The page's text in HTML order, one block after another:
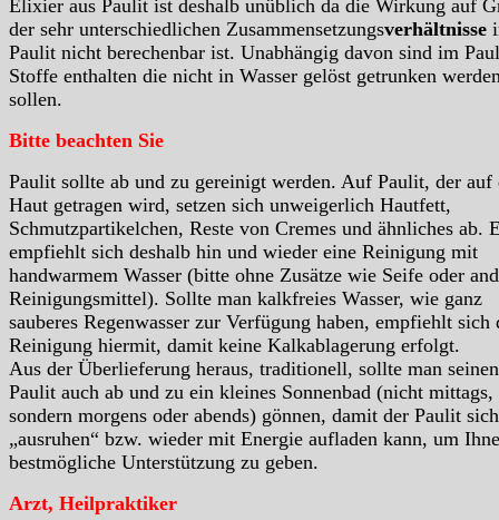
Elixier aus Paulit ist deshalb unüblich da die Wirkung auf
der sehr unterschiedlichen Zusammensetzungsverhältnisse
Paulit nicht berechenbar ist. Unabhängig davon sind im
Stoffe enthalten die nicht in Wasser gelöst getrunken
sollen.
Bitte beachten Sie
Paulit sollte ab und zu gereinigt werden. Auf Paulit, der auf
Haut getragen wird, setzen sich unweigerlich Hautfett,
Schmutzpartikelchen, Reste von Cremes und ähnliches ab.
empfiehlt sich deshalb hin und wieder eine Reinigung mit
handwarmem Wasser (bitte ohne Zusätze wie Seife oder
Reinigungsmittel). Sollte man kalkfreies Wasser, wie ganz
sauberes Regenwasser zur Verfügung haben, empfiehlt sich
Reinigung hiermit, damit keine Kalkablagerung erfolgt.
Aus der Überlieferung heraus, traditionell, sollte man seinen
Paulit auch ab und zu ein kleines Sonnenbad (nicht mittags,
sondern morgens oder abends) gönnen, damit der Paulit sich
„ausruhen“ bzw. wieder mit Energie aufladen kann, um
bestmögliche Unterstützung zu geben.
Arzt, Heilpraktiker